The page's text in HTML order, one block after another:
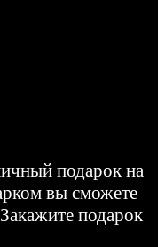
подарок на
вы сможете
подарок